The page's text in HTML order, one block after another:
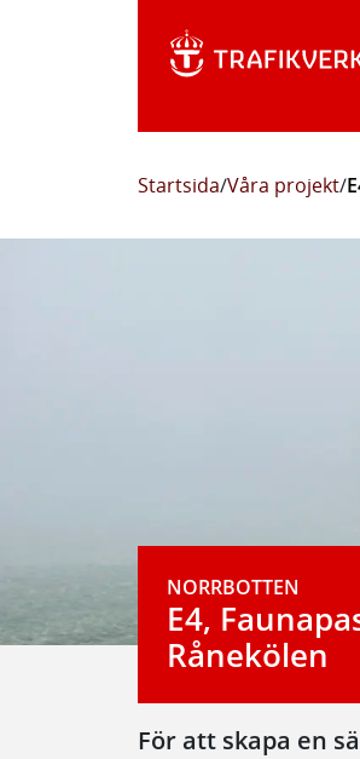
Startsida/Våra projekt/
NORRBOTTEN
E4,
Rånekölen
För att skapa en